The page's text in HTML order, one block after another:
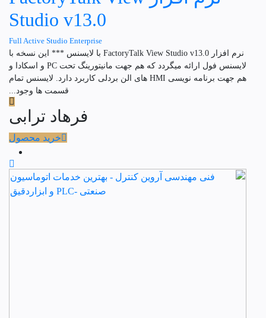
Studio v13.0
Full Active Studio Enterprise
نرم افزار FactoryTalk View Studio v13.0 با لایسنس *** این نسخه با
لایسنس فول ارائه میگردد که هم جهت مانیتورینگ تحت PC و اسکادا و
هم جهت برنامه نویسی HMI های الن بردلی کاربرد دارد. لایسنس تمام
قسمت ها وجود...
فرهاد ترابی
خرید محصول